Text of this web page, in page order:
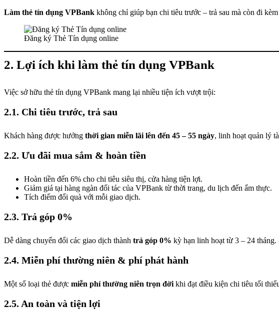
Làm thẻ tín dụng VPBank không chỉ giúp bạn chi tiêu trước – trả sau mà còn đi
Đăng ký Thẻ Tín dụng online
2. Lợi ích khi làm thẻ tín dụng VPBank
Việc sở hữu thẻ tín dụng VPBank mang lại nhiều tiện ích vượt trội:
2.1. Chi tiêu trước, trả sau
Khách hàng được hưởng thời gian miễn lãi lên đến 45 – 55 ngày, linh hoạt quản lý
2.2. Ưu đãi mua sắm & hoàn tiền
Hoàn tiền đến 6% cho chi tiêu siêu thị, cửa hàng tiện lợi.
Giảm giá tại hàng ngàn đối tác của VPBank từ thời trang, du lịch đến ẩm thực.
Tích điểm đổi quà với mỗi giao dịch.
2.3. Trả góp 0%
Dễ dàng chuyển đổi các giao dịch thành trả góp 0% kỳ hạn linh hoạt từ 3 – 24 tháng.
2.4. Miễn phí thường niên & phí phát hành
Một số loại thẻ được miễn phí thường niên trọn đời khi đạt điều kiện chi tiêu tối
2.5. An toàn và tiện lợi